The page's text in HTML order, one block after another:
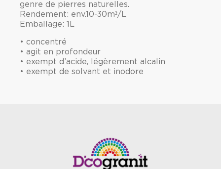
genre de pierres naturelles.
Rendement: env.10-30m²/L
Emballage: 1L
• concentré
• agit en profondeur
• exempt d’acide, légèrement alcalin
• exempt de solvant et inodore